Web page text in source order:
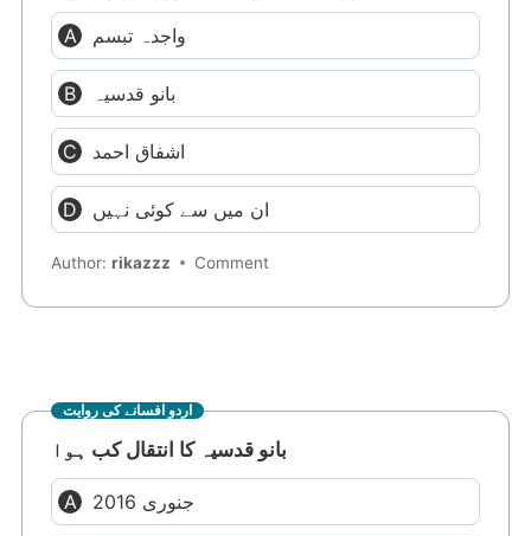
واجدہ تبسم
بانو قدسیہ
اشفاق احمد
ان میں سے کوئی نہیں
Author:rikazzz Comment
اردو افسانے کی روایت
بانو قدسیہ کا انتقال کب ہوا
جنوری 2016